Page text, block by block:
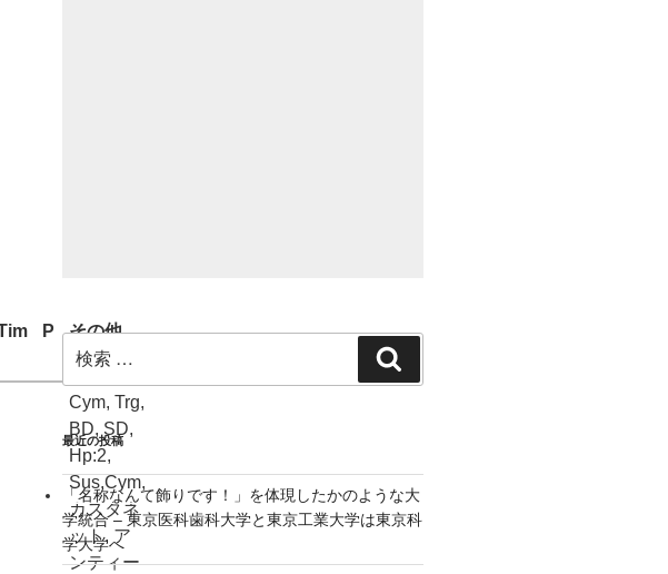
P その他
Cym, Trg,
BD, SD,
Hp:2,
Sus.Cym,
カスタネ
ット, ア
ンティー
索:
索
最近の投稿
「名称なんて飾りです！」を体現したかのような大
学統合 – 東京医科歯科大学と東京工業大学は東京科
学大学へ